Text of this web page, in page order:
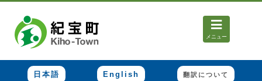
メニュー
日本語 English 翻訳について